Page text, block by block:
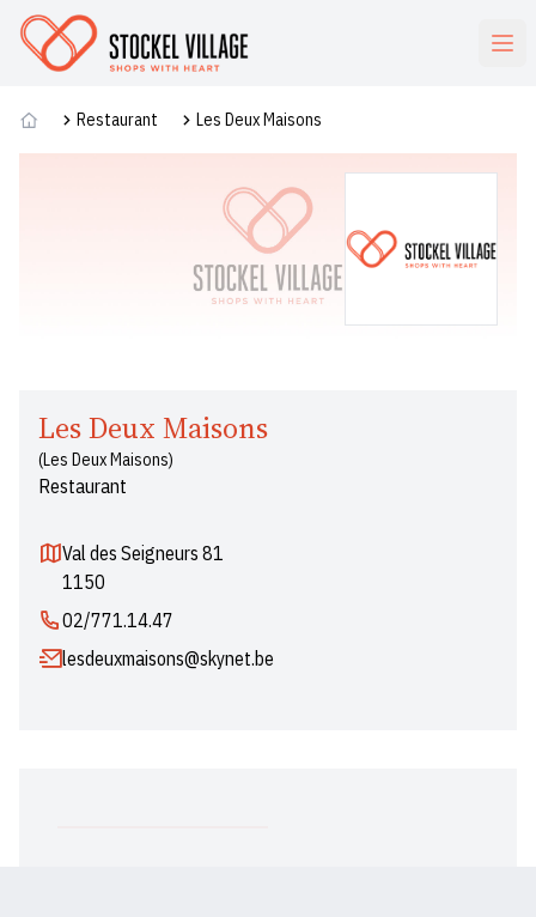
Commerces
Restaurant Les Deux Maisons
Les Deux Maisons
(Les Deux Maisons)
Restaurant
Val des Seigneurs 81
1150
02/771.14.47
lesdeuxmaisons@skynet.be